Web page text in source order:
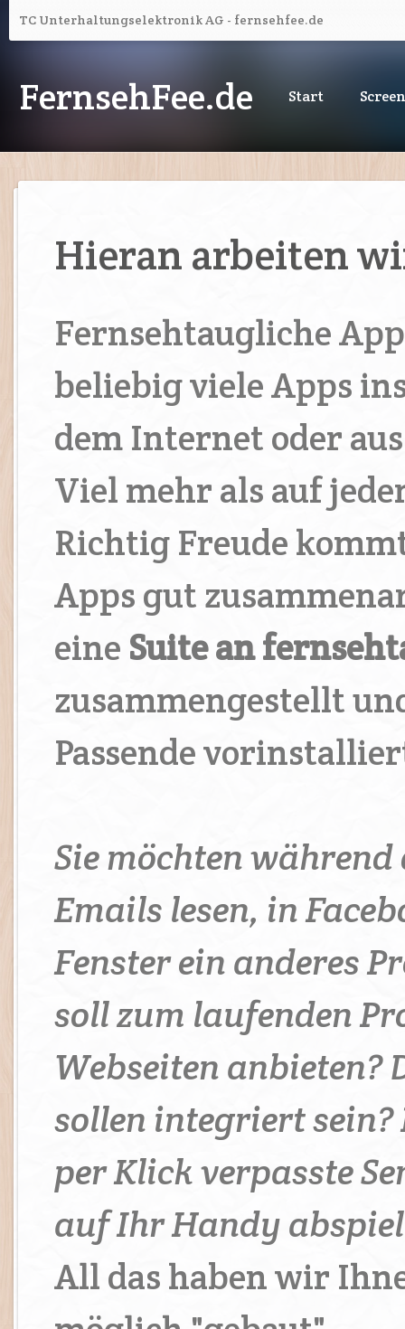
TC Unterhaltungselektronik AG - fernsehfee.de
FernsehFee.de Start
Hieran arbeiten
Fernsehtaugliche
beliebig viele Apps
dem Internet oder
Viel mehr als auf
Richtig Freude
Apps gut
eine Suite an
zusammengestellt
Passende
Sie möchten
Emails lesen, in
Fenster ein anderes
soll zum laufenden
Webseiten anbieten?
sollen integriert
per Klick verpasste
auf Ihr Handy
All das haben wir